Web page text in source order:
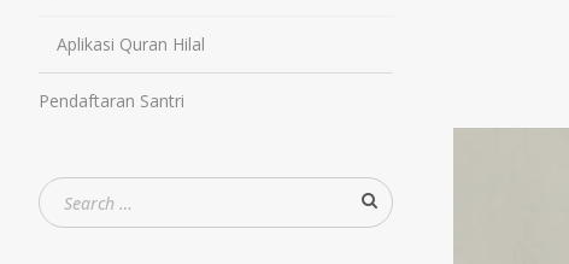
Aplikasi Quran Hilal
Pendaftaran Santri